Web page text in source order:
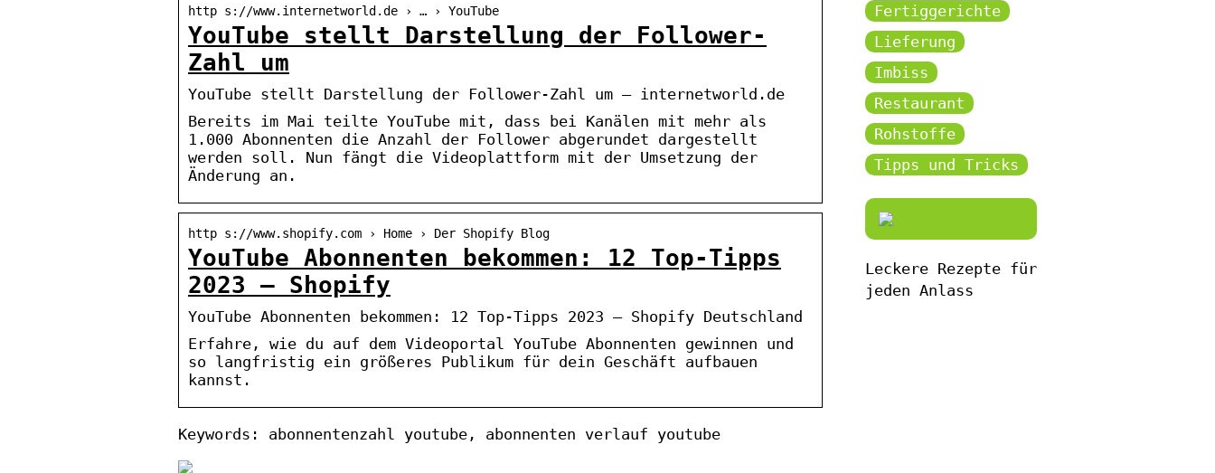
http s://www.internetworld.de › … › YouTube
YouTube stellt Darstellung der Follower-
Zahl um
YouTube stellt Darstellung der Follower-Zahl um – internetworld.de
Bereits im Mai teilte YouTube mit, dass bei Kanälen mit mehr als
1.000 Abonnenten die Anzahl der Follower abgerundet dargestellt
werden soll. Nun fängt die Videoplattform mit der Umsetzung der
Änderung an.
http s://www.shopify.com › Home › Der Shopify Blog
YouTube Abonnenten bekommen: 12 Top-Tipps
2023 – Shopify
YouTube Abonnenten bekommen: 12 Top-Tipps 2023 – Shopify Deutschland
Erfahre, wie du auf dem Videoportal YouTube Abonnenten gewinnen und
so langfristig ein größeres Publikum für dein Geschäft aufbauen
kannst.
Keywords: abonnentenzahl youtube, abonnenten verlauf youtube
Fertiggerichte
Lieferung
Imbiss
Restaurant
Rohstoffe
Tipps und Tricks
Leckere Rezepte für
jeden Anlass